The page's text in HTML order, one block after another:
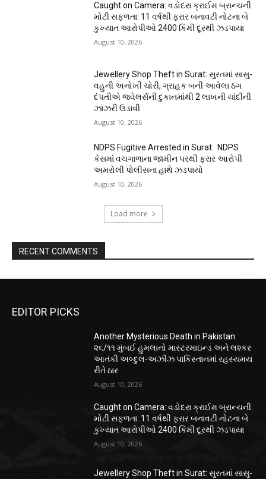
Caught on Camera: વડોદરા ક્રાઈમ બ્રાન્ચની
મોટી સફળતા: 11 વર્ષથી ફરાર બનાવટી નોટના બે
કુખ્યાત આરોપીઓ 2400 કિમી દૂરથી ઝડપાયા
August 10, 2026
Jewellery Shop Theft in Surat: સુરતમાં સાસુ-
વહુની અનોખી ચોરી, ગ્રાહક બની આવેલા ઠગ
દંપતીએ જ્વેલર્સની દુકાનમાંથી 2 લાખની ચાંદીની
ઝાંઝરી ઉડાવી
August 10, 2026
NDPS Fugitive Arrested in Surat: NDPS
કેસમાં વચગાળાના જામીન પરથી ફરાર આરોપી
અમરોલી પોલીસના હાથે ઝડપાયો
August 10, 2026
Load more
RECENT COMMENTS
EDITOR PICKS
Another Mysterious Death in Pakistan:
૨૬/૧૧ મુંબઈ હુમલાનો માસ્ટરમાઇન્ડ અને લશ્કર
આતંકી અબ્દુલ-અઝીઝ પાકિસ્તાનમાં રહસ્યમય
રીતે ઠાર
August 10, 2026
Caught on Camera: વડોદરા ક્રાઈમ બ્રાન્ચની
મોટી સફળતા: 11 વર્ષથી ફરાર બનાવટી નોટના બે
કુખ્યાત આરોપીઓ 2400 કિમી દૂરથી ઝડપાયા
August 10, 2026
Jewellery Shop Theft in Surat: સુરતમાં સાસુ-